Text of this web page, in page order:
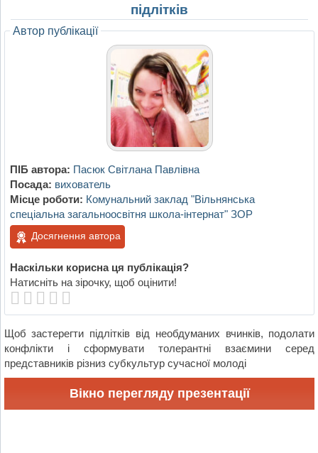
підлітків
Автор публікації
ПІБ автора: Пасюк Світлана Павлівна
Посада: вихователь
Місце роботи: Комунальний заклад "Вільнянська
спеціальна загальноосвітня школа-інтернат" ЗОР
Досягнення автора
Наскільки корисна ця публікація?
Натисніть на зірочку, щоб оцінити!
Щоб застерегти підлітків від необдуманих вчинків, подолати
конфлікти і сформувати толерантні взаємини серед
представників різниз субкультур сучасної молоді
Вікно перегляду презентації